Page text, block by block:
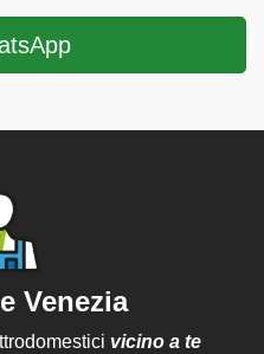
Venezia
vicino a te